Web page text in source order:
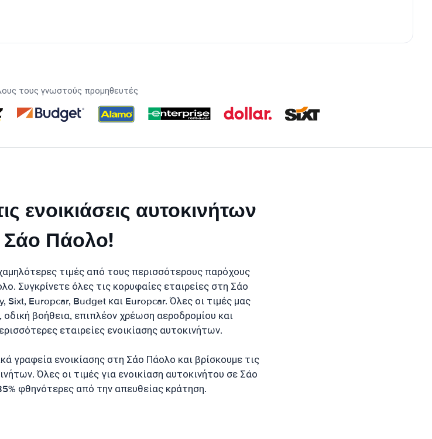
τους γνωστούς προμηθευτές
ενοικιάσεις αυτοκινήτων
Σάο Πάολο!
τιμές από τους περισσότερους παρόχους
Συγκρίνετε όλες τις κορυφαίες εταιρείες στη Σάο
Europcar, Budget και Europcar. Όλες οι τιμές μας
βοήθεια, επιπλέον χρέωση αεροδρομίου και
εταιρείες ενοικίασης αυτοκινήτων.
γραφεία ενοικίασης στη Σάο Πάολο και βρίσκουμε τις
Όλες οι τιμές για ενοικίαση αυτοκινήτου σε Σάο
φθηνότερες από την απευθείας κράτηση.